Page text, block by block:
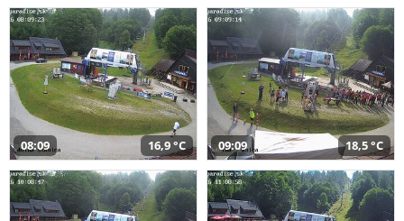
08:09 16,9 °C 09:09 18,5 °C